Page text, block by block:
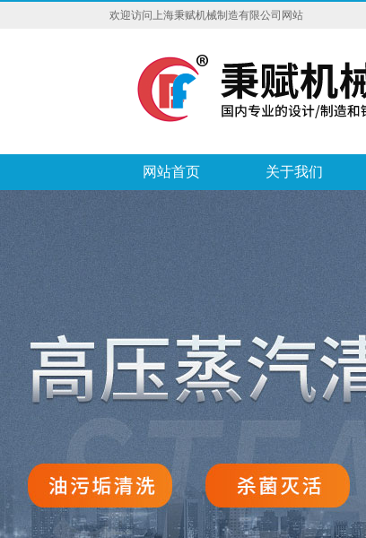
欢迎访问上海秉赋机械制造有限公司网站
网站首页 关于我们